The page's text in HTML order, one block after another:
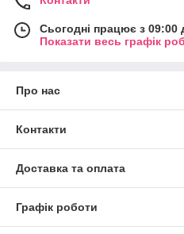
Сьогодні працює з 09:00
Показати весь графік
Про нас
Контакти
Доставка та оплата
Графік роботи